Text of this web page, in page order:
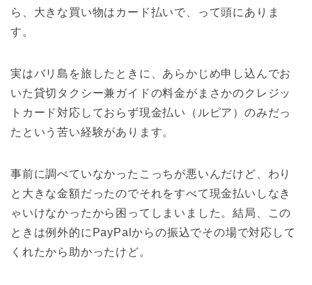
ら、大きな買い物はカード払いで、って頭にありま
す。
実はバリ島を旅したときに、あらかじめ申し込んでお
いた貸切タクシー兼ガイドの料金がまさかのクレジッ
トカード対応しておらず現金払い（ルピア）のみだっ
たという苦い経験があります。
事前に調べていなかったこっちが悪いんだけど、わり
と大きな金額だったのでそれをすべて現金払いしなき
ゃいけなかったから困ってしまいました。結局、この
ときは例外的にPayPalからの振込でその場で対応して
くれたから助かったけど。